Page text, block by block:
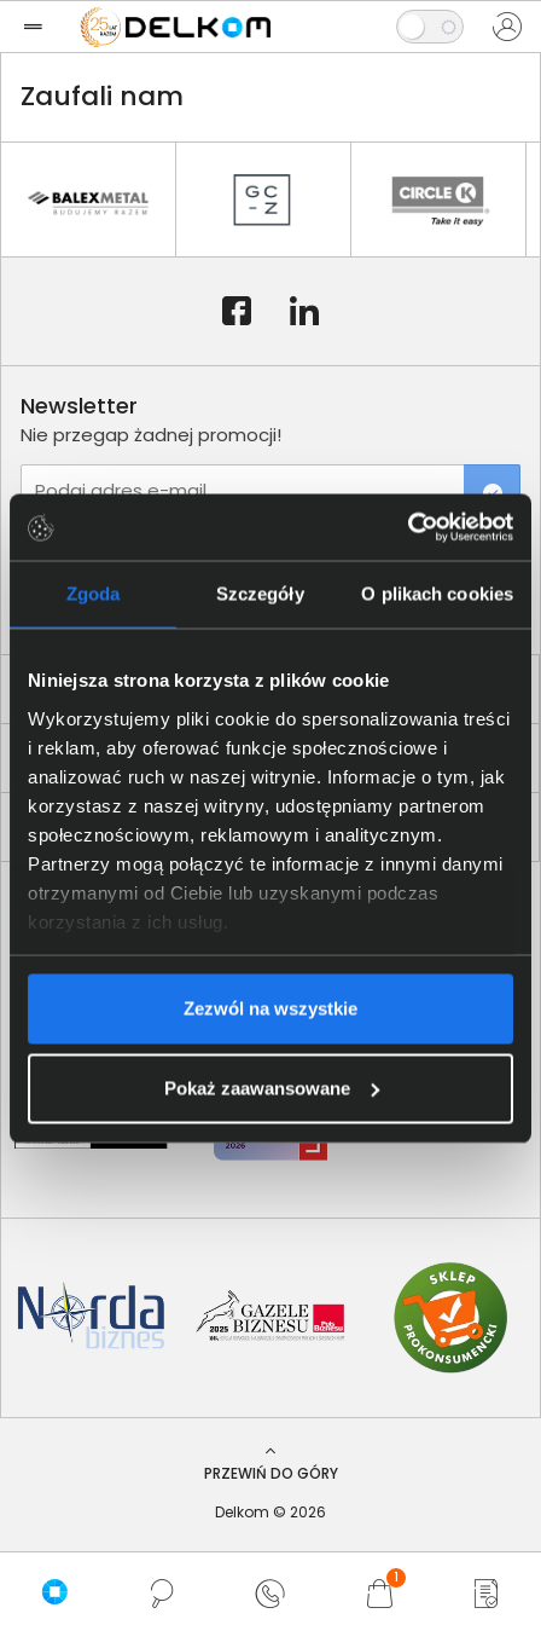
Zgoda Szczegóły O plikach cookies
Niniejsza strona korzysta z plików cookie
Wykorzystujemy pliki cookie do spersonalizowania treści
i reklam, aby oferować funkcje społecznościowe i
analizować ruch w naszej witrynie. Informacje o tym, jak
korzystasz z naszej witryny, udostępniamy partnerom
społecznościowym, reklamowym i analitycznym.
Partnerzy mogą połączyć te informacje z innymi danymi
otrzymanymi od Ciebie lub uzyskanymi podczas
korzystania z ich usług.
Zezwól na wszystkie
Pokaż zaawansowane
1
Zaufali nam
Dla Firm i Instytucji
Zakupy
Delkom 2000
Newsletter
Nie przegap żadnej promocji!
Podaj adres e-mail
PRZEWIŃ DO GÓRY
Delkom © 2026